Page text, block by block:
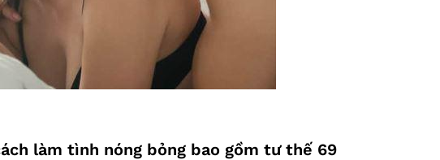
làm tình nóng bỏng bao gồm tư thế 69